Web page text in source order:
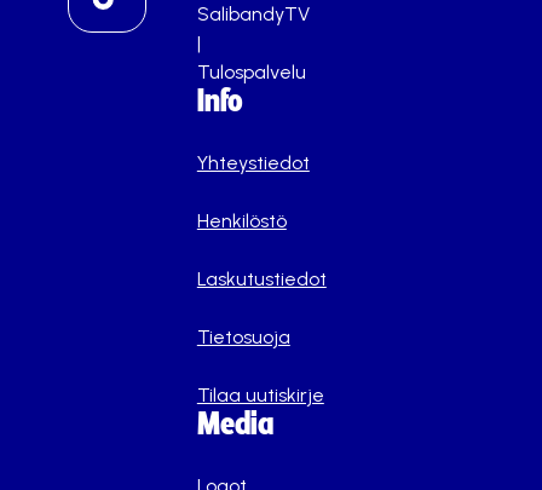
SalibandyTV
|
Tulospalvelu
Info
Yhteystiedot
Henkilöstö
Laskutustiedot
Tietosuoja
Tilaa uutiskirje
Media